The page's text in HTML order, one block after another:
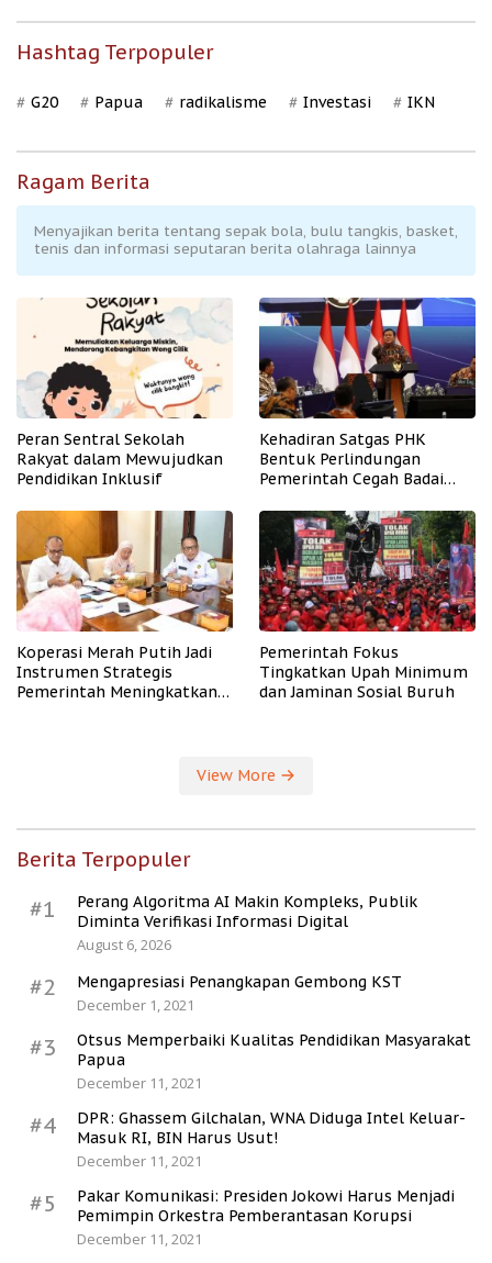
Hashtag Terpopuler
G20 Papua radikalisme Investasi IKN
Ragam Berita
Menyajikan berita tentang sepak bola, bulu tangkis, basket,
tenis dan informasi seputaran berita olahraga lainnya
Peran Sentral Sekolah
Rakyat dalam Mewujudkan
Pendidikan Inklusif
Kehadiran Satgas PHK
Bentuk Perlindungan
Pemerintah Cegah Badai
Koperasi Merah Putih Jadi
Instrumen Strategis
Pemerintah Meningkatkan
Pemerintah Fokus
Tingkatkan Upah Minimum
dan Jaminan Sosial Buruh
View More
Berita Terpopuler
#1
Perang Algoritma AI Makin Kompleks, Publik
Diminta Verifikasi Informasi Digital
August 6, 2026
#2
Mengapresiasi Penangkapan Gembong KST
December 1, 2021
#3
Otsus Memperbaiki Kualitas Pendidikan Masyarakat
Papua
December 11, 2021
#4
DPR: Ghassem Gilchalan, WNA Diduga Intel Keluar-
Masuk RI, BIN Harus Usut!
December 11, 2021
#5
Pakar Komunikasi: Presiden Jokowi Harus Menjadi
Pemimpin Orkestra Pemberantasan Korupsi
December 11, 2021